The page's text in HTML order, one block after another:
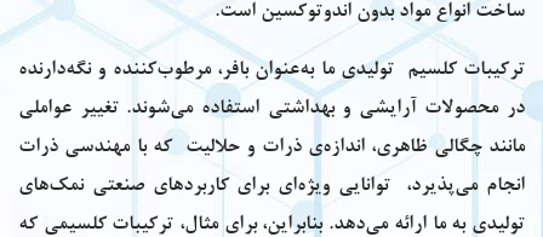
ساخت انواع مواد بدون اندوتوکسین است.
ترکیبات کلسیم تولیدی ما به‌عنوان بافر، مرطوب‌کننده و نگه‌دارنده
در محصولات آرایشی و بهداشتی استفاده می‌شوند. تغییر عواملی
مانند چگالی ظاهری، اندازه‌ی ذرات و حلالیت که با مهندسی ذرات
انجام می‌پذیرد، توانایی ویژه‌ای برای کاربردهای صنعتی نمک‌های
تولیدی‌ به ما ارائه می‌دهد. بنابراین، برای مثال، ترکیبات کلسیمی که